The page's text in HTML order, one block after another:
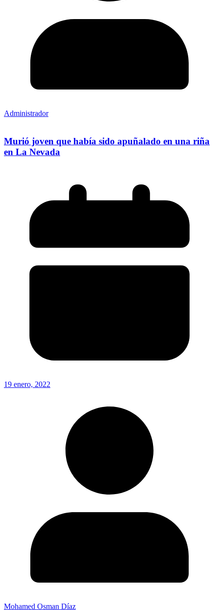
Administrador
Murió joven que había sido apuñalado en una riña
en La Nevada
19 enero, 2022
Mohamed Osman Díaz